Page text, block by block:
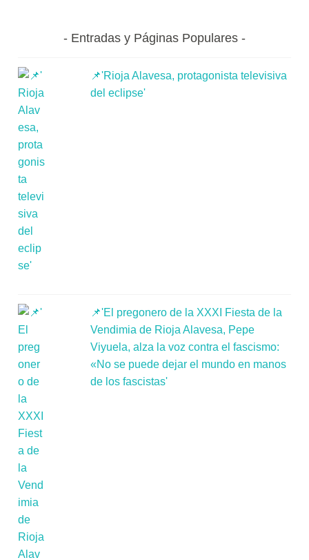
Entradas y Páginas Populares
📌'Rioja Alavesa, protagonista televisiva
del eclipse'
📌'El pregonero de la XXXI Fiesta de la
Vendimia de Rioja Alavesa, Pepe
Viyuela, alza la voz contra el fascismo:
«No se puede dejar el mundo en manos
de los fascistas'